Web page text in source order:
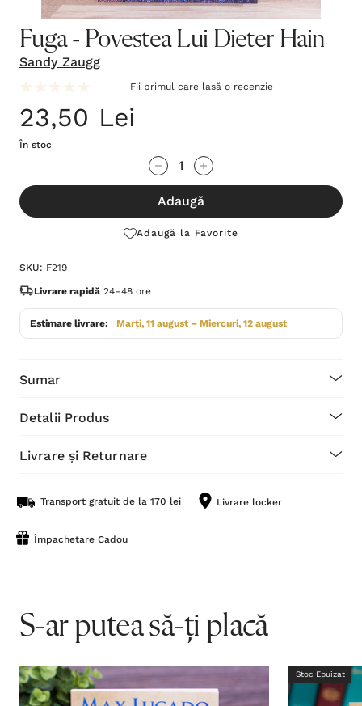
Fuga - Povestea Lui Dieter Hain
Sandy Zaugg
Fii primul care lasă o recenzie
23,50 Lei
În stoc
te!
Stocul
Adaugă
Adaugă la Favorite
SKU: F219
Livrare rapidă 24–48 ore
Estimare livrare: Marți, 11 august – Miercuri, 12 august
Sumar
Detalii Produs
Livrare și Returnare
Transport gratuit de la 170 lei Livrare locker
Împachetare Cadou
S-ar putea să-ți placă
Stoc Epuizat